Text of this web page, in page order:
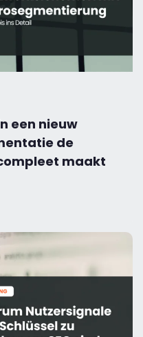
een nieuw
de
maakt